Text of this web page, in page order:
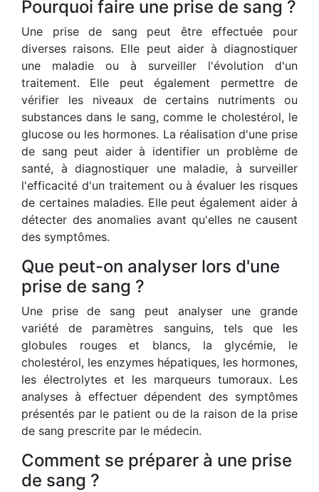
Pourquoi faire une prise de sang ?
Une prise de sang peut être effectuée pour
diverses raisons. Elle peut aider à diagnostiquer
une maladie ou à surveiller l'évolution d'un
traitement. Elle peut également permettre de
vérifier les niveaux de certains nutriments ou
substances dans le sang, comme le cholestérol, le
glucose ou les hormones. La réalisation d'une prise
de sang peut aider à identifier un problème de
santé, à diagnostiquer une maladie, à surveiller
l'efficacité d'un traitement ou à évaluer les risques
de certaines maladies. Elle peut également aider à
détecter des anomalies avant qu'elles ne causent
des symptômes.
Que peut-on analyser lors d'une
prise de sang ?
Une prise de sang peut analyser une grande
variété de paramètres sanguins, tels que les
globules rouges et blancs, la glycémie, le
cholestérol, les enzymes hépatiques, les hormones,
les électrolytes et les marqueurs tumoraux. Les
analyses à effectuer dépendent des symptômes
présentés par le patient ou de la raison de la prise
de sang prescrite par le médecin.
Comment se préparer à une prise
de sang ?